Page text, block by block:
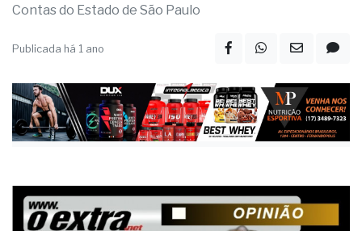
Contas do Estado de São Paulo
Publicada há 1 ano